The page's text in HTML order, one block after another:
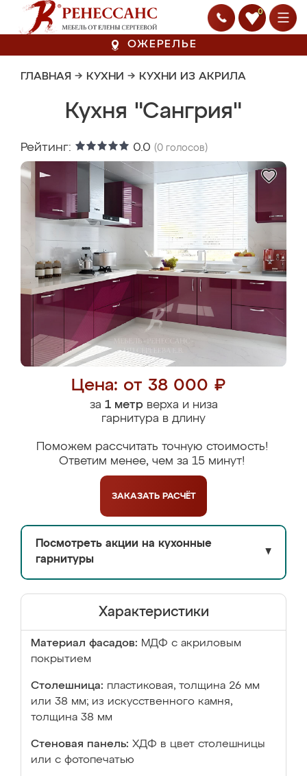
0
ОЖЕРЕЛЬЕ
ГЛАВНАЯ → КУХНИ → КУХНИ ИЗ АКРИЛА
Кухня "Сангрия"
Рейтинг: 0.0 (0 голосов)
Цена: от 38 000 ₽
за 1 метрверха и низа
гарнитура в длину
Поможем рассчитать точную стоимость!
Ответим менее, чем за 15 минут!
ЗАКАЗАТЬ РАСЧЁТ
Посмотреть акции на кухонные
гарнитуры
▼
Характеристики
Материал фасадов: МДФ с акриловым
покрытием
Столешница: пластиковая, толщина 26 мм
или 38 мм; из искусственного камня,
толщина 38 мм
Стеновая панель: ХДФ в цвет столешницы
или с фотопечатью